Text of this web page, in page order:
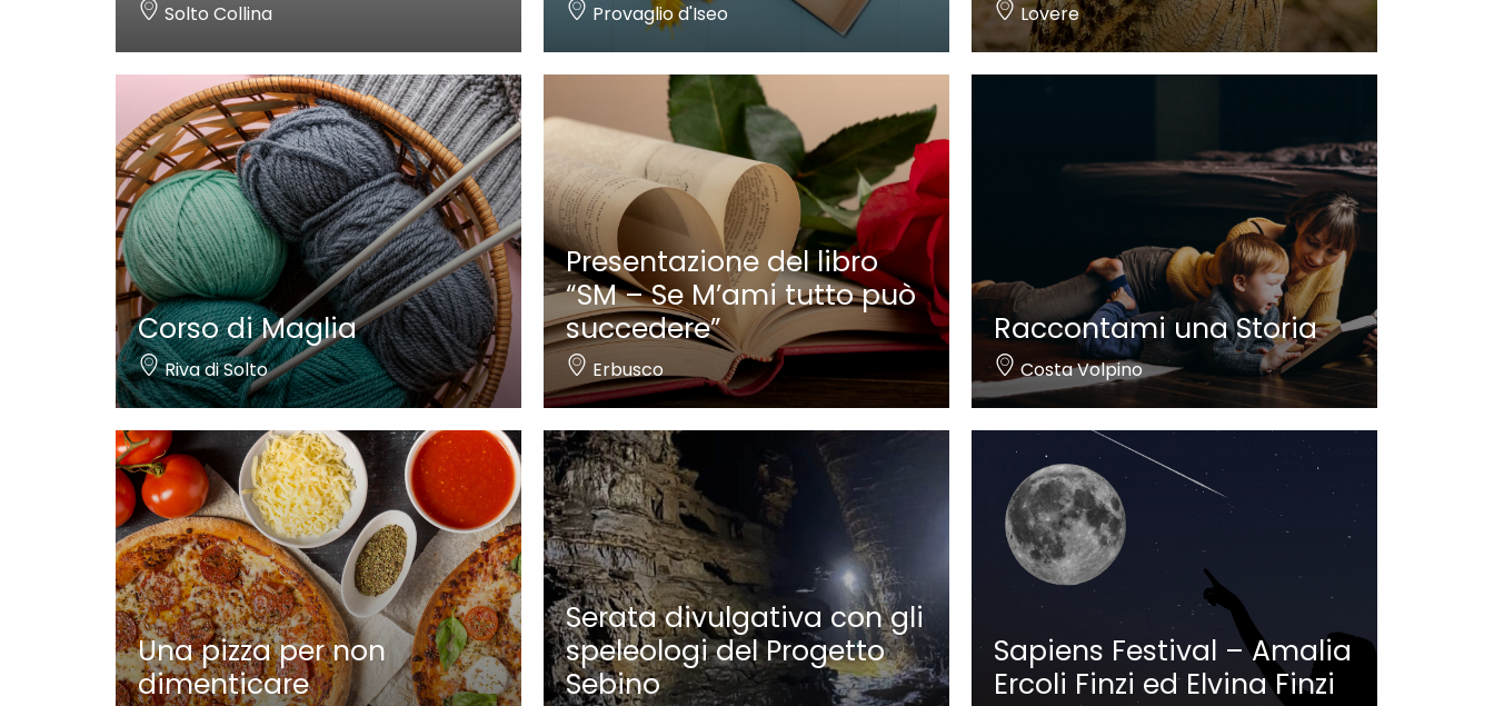
Solto Collina Provaglio d'Iseo Lovere
Corso di Maglia
Riva di Solto
Presentazione del libro
“SM – Se M’ami tutto può
succedere”
Erbusco
Raccontami una Storia
Costa Volpino
Una pizza per non
dimenticare
Serata divulgativa con gli
speleologi del Progetto
Sebino
Sapiens Festival – Amalia
Ercoli Finzi ed Elvina Finzi